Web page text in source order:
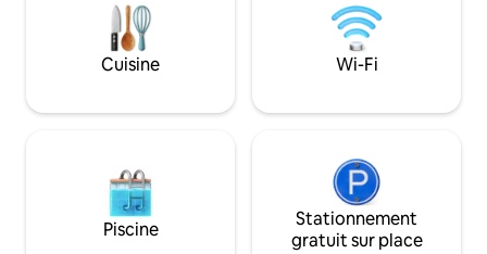
l'intérieur luxueux avec un arbre plein de
vie, des éléments architecturaux et des
lustres de Kenneth Cobonpue. Parfait
pour les familles et les groupes à la
intimité, à seulement 10 minutes de
tranquillité.
paissent à
oiseaux avec plus
d'oiseaux. Votre
château de
Cuisine Wi-Fi
Piscine
Stationnement
gratuit sur place